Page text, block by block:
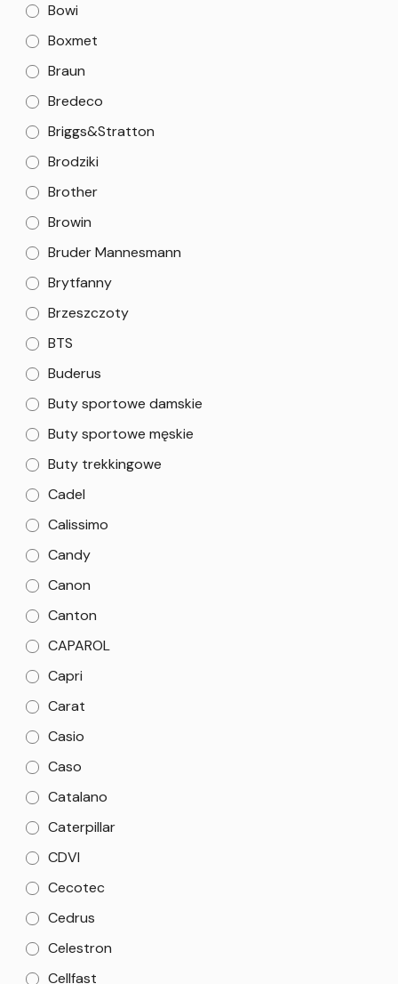
Bowi
Boxmet
Braun
Bredeco
Briggs&Stratton
Brodziki
Brother
Browin
Bruder Mannesmann
Brytfanny
Brzeszczoty
BTS
Buderus
Buty sportowe damskie
Buty sportowe męskie
Buty trekkingowe
Cadel
Calissimo
Candy
Canon
Canton
CAPAROL
Capri
Carat
Casio
Caso
Catalano
Caterpillar
CDVI
Cecotec
Cedrus
Celestron
Cellfast